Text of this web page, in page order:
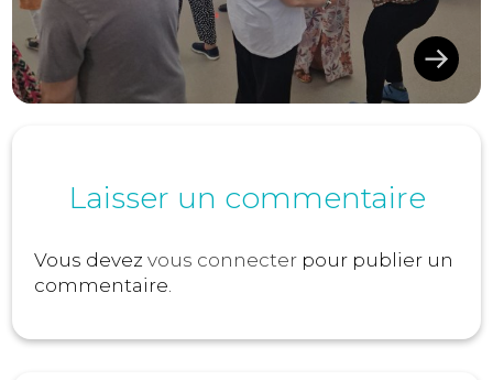
Laisser un commentaire
Vous devezvous connecter pour publier un
commentaire.